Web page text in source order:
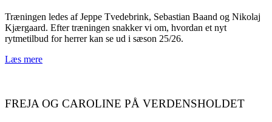
Træningen ledes af Jeppe Tvedebrink, Sebastian Baand og Nikolaj
Kjærgaard. Efter træningen snakker vi om, hvordan et nyt
rytmetilbud for herrer kan se ud i sæson 25/26.
Læs mere
FREJA OG CAROLINE PÅ VERDENSHOLDET